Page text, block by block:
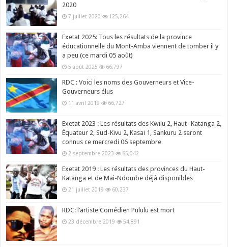
2020
7 juillet 2020 125,264
Exetat 2025: Tous les résultats de la province
éducationnelle du Mont-Amba viennent de tomber il y
a peu (ce mardi 05 août)
5 août 2025 66,797
RDC : Voici les noms des Gouverneurs et Vice-
Gouverneurs élus
11 avril 2019 66,727
Exetat 2023 : Les résultats des Kwilu 2, Haut- Katanga 2,
Équateur 2, Sud-Kivu 2, Kasai 1, Sankuru 2 seront
connus ce mercredi 06 septembre
2 septembre 2023 65,042
Exetat 2019 : Les résultats des provinces du Haut-
Katanga et de Mai-Ndombe déjà disponibles
21 juillet 2019 60,237
RDC: l’artiste Comédien Pululu est mort
23 décembre 2019 54,891